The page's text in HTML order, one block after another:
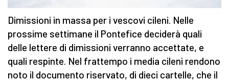
Dimissioni in massa per i vescovi cileni. Nelle
prossime settimane il Pontefice deciderà quali
delle lettere di dimissioni verranno accettate, e
quali respinte. Nel frattempo i media cileni rendono
noto il documento riservato, di dieci cartelle, che il